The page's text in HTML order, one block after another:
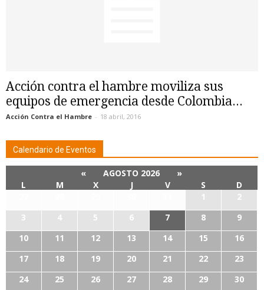
Acción contra el hambre moviliza sus
equipos de emergencia desde Colombia...
Acción Contra el Hambre - 18 abril, 2016
Calendario de Eventos
« AGOSTO 2026
»
L
M X J V S
D
1
2
3
4 5 6 7 8
9
10
11 12 13 14 15
16
17
18 19 20 21 22
23
24
25 26 27 28 29
30